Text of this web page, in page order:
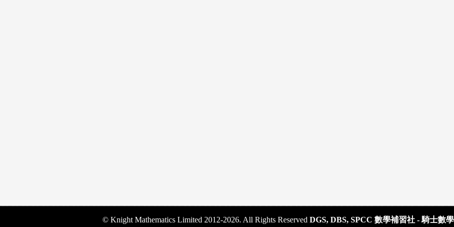
© Knight Mathematics Limited 2012-2026. All Rights Reserved DGS, DBS, SPCC 數學補習社 - 騎士數學